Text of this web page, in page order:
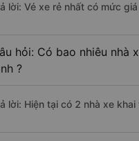
lời: Vé xe rẻ nhất có mức
hỏi: Có bao nhiêu nhà
?
lời: Hiện tại có 2 nhà xe